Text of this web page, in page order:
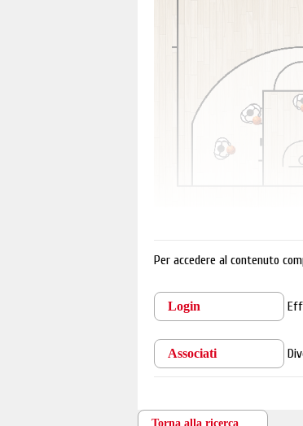
Per accedere al contenuto
Login
Associati
Torna alla ricerca